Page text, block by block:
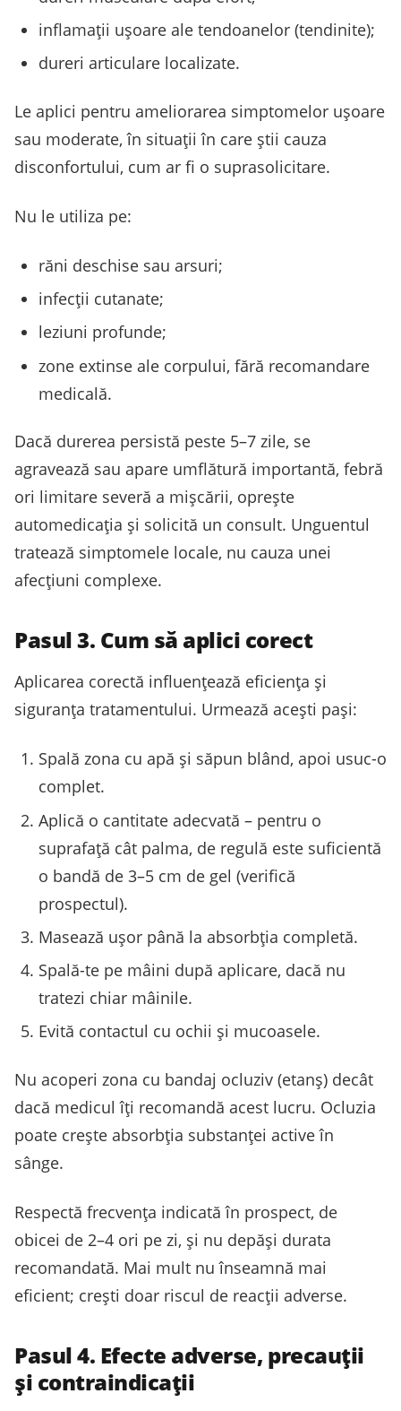
inflamații ușoare ale tendoanelor (tendinite);
dureri articulare localizate.
Le aplici pentru ameliorarea simptomelor ușoare
sau moderate, în situații în care știi cauza
disconfortului, cum ar fi o suprasolicitare.
Nu le utiliza pe:
răni deschise sau arsuri;
infecții cutanate;
leziuni profunde;
zone extinse ale corpului, fără recomandare
medicală.
Dacă durerea persistă peste 5–7 zile, se
agravează sau apare umflătură importantă, febră
ori limitare severă a mișcării, oprește
automedicația și solicită un consult. Unguentul
tratează simptomele locale, nu cauza unei
afecțiuni complexe.
Pasul 3. Cum să aplici corect
Aplicarea corectă influențează eficiența și
siguranța tratamentului. Urmează acești pași:
Spală zona cu apă și săpun blând, apoi usuc-o
complet.
Aplică o cantitate adecvată – pentru o
suprafață cât palma, de regulă este suficientă
o bandă de 3–5 cm de gel (verifică
prospectul).
Masează ușor până la absorbția completă.
Spală-te pe mâini după aplicare, dacă nu
tratezi chiar mâinile.
Evită contactul cu ochii și mucoasele.
Nu acoperi zona cu bandaj ocluziv (etanș) decât
dacă medicul îți recomandă acest lucru. Ocluzia
poate crește absorbția substanței active în
sânge.
Respectă frecvența indicată în prospect, de
obicei de 2–4 ori pe zi, și nu depăși durata
recomandată. Mai mult nu înseamnă mai
eficient; crești doar riscul de reacții adverse.
Pasul 4. Efecte adverse, precauții
și contraindicații